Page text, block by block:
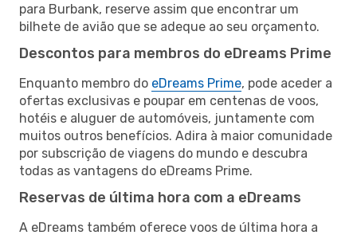
para Burbank, reserve assim que encontrar um
bilhete de avião que se adeque ao seu orçamento.
Descontos para membros do eDreams Prime
Enquanto membro do eDreams Prime, pode aceder a
ofertas exclusivas e poupar em centenas de voos,
hotéis e aluguer de automóveis, juntamente com
muitos outros benefícios. Adira à maior comunidade
por subscrição de viagens do mundo e descubra
todas as vantagens do eDreams Prime.
Reservas de última hora com a eDreams
A eDreams também oferece voos de última hora a